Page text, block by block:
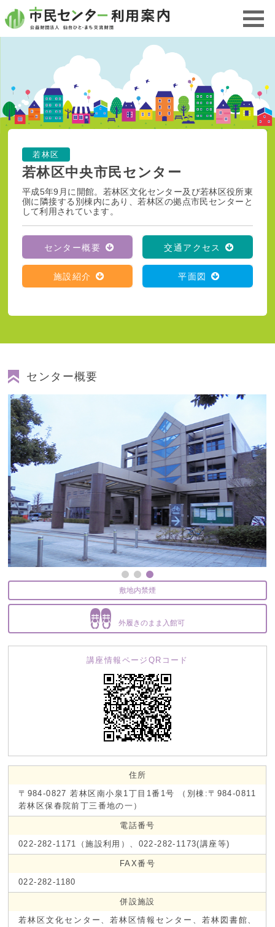
若林区
若林区中央市民センター
平成5年9月に開館。若林区文化センター及び若林区役所東
側に隣接する別棟内にあり、若林区の拠点市民センターと
して利用されています。
センター概要 交通アクセス
施設紹介 平面図
センター概要
敷地内禁煙
外履きのまま入館可
講座情報ページQRコード
住所
〒984-0827 若林区南小泉1丁目1番1号 （別棟:〒984-0811
若林区保春院前丁三番地の一）
電話番号
022-282-1171（施設利用）、022-282-1173(講座等)
FAX番号
022-282-1180
併設施設
若林区文化センター、若林区情報センター、若林図書館、